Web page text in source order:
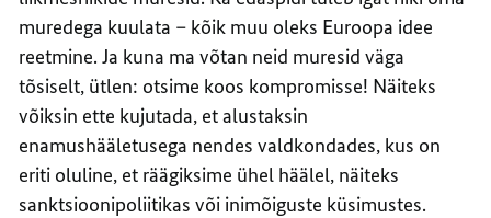
muredega kuulata – kõik muu oleks Euroopa idee
reetmine. Ja kuna ma võtan neid muresid väga
tõsiselt, ütlen: otsime koos kompromisse! Näiteks
võiksin ette kujutada, et alustaksin
enamushääletusega nendes valdkondades, kus on
eriti oluline, et räägiksime ühel häälel, näiteks
sanktsioonipoliitikas või inimõiguste küsimustes.